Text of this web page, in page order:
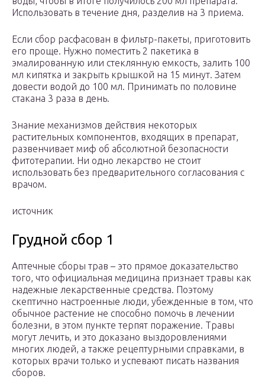
Использовать в течение дня, разделив на 3 приема.
Если сбор расфасован в фильтр-пакеты, приготовить
его проще. Нужно поместить 2 пакетика в
эмалированную или стеклянную емкость, залить 100
мл кипятка и закрыть крышкой на 15 минут. Затем
довести водой до 100 мл. Принимать по половине
стакана 3 раза в день.
Знание механизмов действия некоторых
растительных компонентов, входящих в препарат,
развенчивает миф об абсолютной безопасности
фитотерапии. Ни одно лекарство не стоит
использовать без предварительного согласования с
врачом.
источник
Грудной сбор 1
Аптечные сборы трав – это прямое доказательство
того, что официальная медицина признает травы как
надежные лекарственные средства. Поэтому
скептично настроенные люди, убежденные в том, что
обычное растение не способно помочь в лечении
болезни, в этом пункте терпят поражение. Травы
могут лечить, и это доказано выздоровлениями
многих людей, а также рецептурными справками, в
которых врачи только и успевают писать названия
сборов.